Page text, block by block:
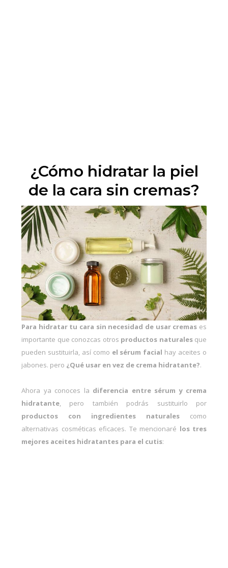
¿Cómo hidratar la piel
de la cara sin cremas?
Para hidratar tu cara sin necesidad de usar cremas es
importante que conozcas otros productos naturales que
pueden sustituirla, así como el sérum facial hay aceites o
jabones. pero ¿Qué usar en vez de crema hidratante?.
Ahora ya conoces la diferencia entre sérum y crema
hidratante, pero también podrás sustituirlo por
productos con ingredientes naturales como
alternativas cosméticas eficaces. Te mencionaré los tres
mejores aceites hidratantes para el cutis: